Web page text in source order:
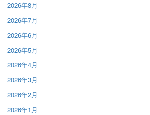
2026年8月
2026年7月
2026年6月
2026年5月
2026年4月
2026年3月
2026年2月
2026年1月